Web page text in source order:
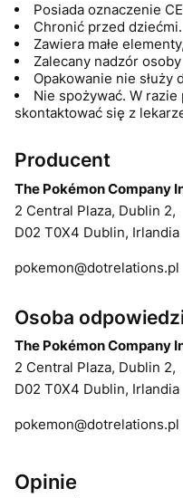
Posiada oznaczenie
Chronić przed dziećmi.
Zawiera małe
Zalecany nadzór osoby
Opakowanie nie służy
Nie spożywać. W razie
skontaktować się z
Producent
The Pokémon Company
2 Central Plaza, Dublin 2,
D02 T0X4 Dublin, Irlandia
pokemon@dotrelations.pl
Osoba
The Pokémon Company
2 Central Plaza, Dublin 2,
D02 T0X4 Dublin, Irlandia
pokemon@dotrelations.pl
Opinie